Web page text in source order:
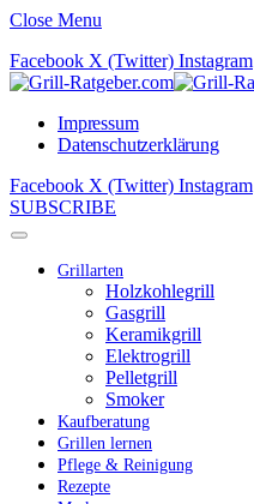
Close Menu
Facebook X (Twitter) Instagram
Impressum
Datenschutzerklärung
Facebook X (Twitter) Instagram
SUBSCRIBE
Grillarten
Holzkohlegrill
Gasgrill
Keramikgrill
Elektrogrill
Pelletgrill
Smoker
Kaufberatung
Grillen lernen
Pflege & Reinigung
Rezepte